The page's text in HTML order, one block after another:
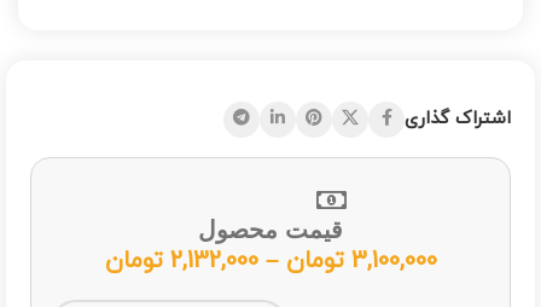
اشتراک گذاری
قیمت محصول
3,100,000 تومان –
2,132,000 تومان